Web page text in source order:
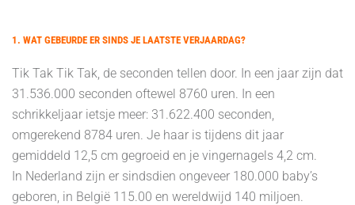
1. WAT GEBEURDE ER SINDS JE LAATSTE VERJAARDAG?
Tik Tak Tik Tak, de seconden tellen door. In een jaar zijn dat
31.536.000 seconden oftewel 8760 uren. In een
schrikkeljaar ietsje meer: 31.622.400 seconden,
omgerekend 8784 uren. Je haar is tijdens dit jaar
gemiddeld 12,5 cm gegroeid en je vingernagels 4,2 cm.
In Nederland zijn er sindsdien ongeveer 180.000 baby’s
geboren, in België 115.00 en wereldwijd 140 miljoen.